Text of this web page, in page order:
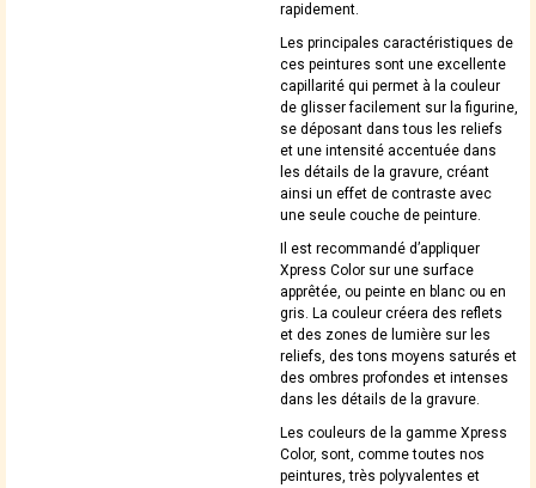
rapidement.
Les principales caractéristiques de
ces peintures sont une excellente
capillarité qui permet à la couleur
de glisser facilement sur la figurine,
se déposant dans tous les reliefs
et une intensité accentuée dans
les détails de la gravure, créant
ainsi un effet de contraste avec
une seule couche de peinture.
Il est recommandé d’appliquer
Xpress Color sur une surface
apprêtée, ou peinte en blanc ou en
gris. La couleur créera des reflets
et des zones de lumière sur les
reliefs, des tons moyens saturés et
des ombres profondes et intenses
dans les détails de la gravure.
Les couleurs de la gamme Xpress
Color, sont, comme toutes nos
peintures, très polyvalentes et